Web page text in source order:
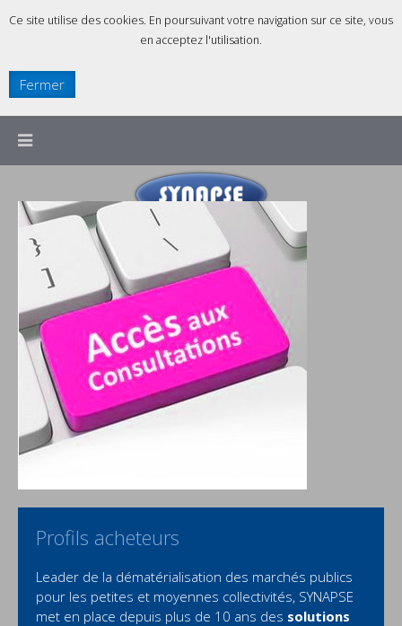
Ce site utilise des cookies. En poursuivant votre navigation sur ce site, vous
en acceptez l'utilisation.
Fermer
Profils acheteurs
Leader de la dématérialisation des marchés publics
pour les petites et moyennes collectivités, SYNAPSE
met en place depuis plus de 10 ans des solutions